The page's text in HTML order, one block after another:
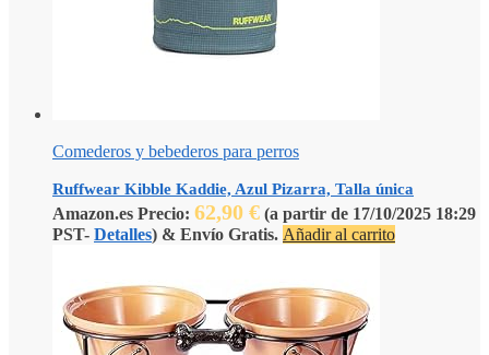
Comederos y bebederos para perros
Ruffwear Kibble Kaddie, Azul Pizarra, Talla única
Amazon.es Precio: 62,90 € (a partir de 17/10/2025 18:29
PST- Detalles) & Envío Gratis. Añadir al carrito